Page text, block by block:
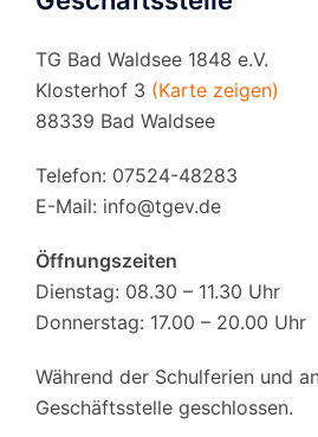
TG Bad Waldsee 1848 e.V.
Klosterhof 3 (Karte zeigen)
88339 Bad Waldsee
Telefon: 07524-48283
E-Mail: info@tgev.de
Öffnungszeiten
Dienstag: 08.30 – 11.30 Uhr
Donnerstag: 17.00 – 20.00 Uhr
Während der Schulferien und
Geschäftsstelle geschlossen.